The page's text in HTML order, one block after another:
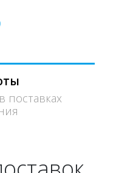
поставках